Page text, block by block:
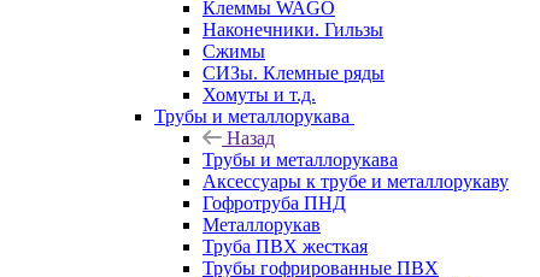
Клеммы WAGO
Наконечники. Гильзы
Сжимы
СИЗы. Клемные ряды
Хомуты и т.д.
Трубы и металлорукава
Назад
Трубы и металлорукава
Аксессуары к трубе и металлорукаву
Гофротруба ПНД
Металлорукав
Труба ПВХ жесткая
Трубы гофрированные ПВХ